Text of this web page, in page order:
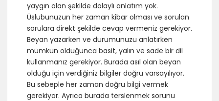
yaygın olan şekilde dolaylı anlatım yok.
Üslubunuzun her zaman kibar olması ve sorulan
sorulara direkt şekilde cevap vermeniz gerekiyor.
Beyan yazarken ve durumunuzu anlatırken
mümkün olduğunca basit, yalın ve sade bir dil
kullanmanız gerekiyor. Burada asıl olan beyan
olduğu için verdiğiniz bilgiler doğru varsayılıyor.
Bu sebeple her zaman doğru bilgi vermek
gerekiyor. Ayrıca burada terslenmek sorunu